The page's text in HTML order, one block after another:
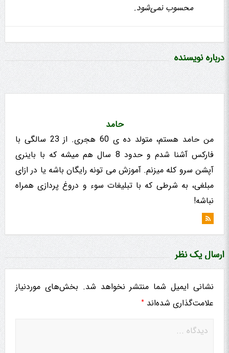
محسوب نمی‌شود.
درباره نویسنده
حامد
من حامد هستم، متولد ده ی 60 هجری. از 23 سالگی با
فارکس آشنا شدم و حدود 8 سال هم میشه که با باینری
آپشن سرو کله میزنم. آموزش می تونه رایگان باشه یا در ازای
مبلغی، به شرطی که با تبلیغات سوء و دروغ پردازی همراه
نباشه!
ارسال یک نظر
نشانی ایمیل شما منتشر نخواهد شد. بخش‌های موردنیاز
علامت‌گذاری شده‌اند *